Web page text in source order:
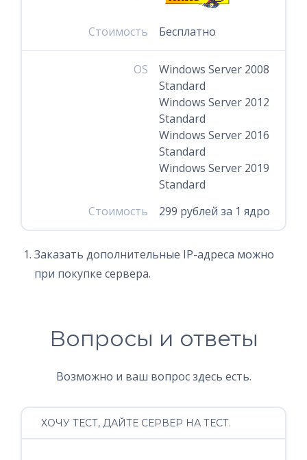
Стоимость Бесплатно
OS
Windows Server 2008
Standard
Windows Server 2012
Standard
Windows Server 2016
Standard
Windows Server 2019
Standard
Стоимость
299 рублей за 1 ядро
Заказать дополнительные IP-адреса можно
при покупке сервера.
Вопросы и ответы
Возможно и ваш вопрос здесь есть.
ХОЧУ ТЕСТ, ДАЙТЕ СЕРВЕР НА ТЕСТ.